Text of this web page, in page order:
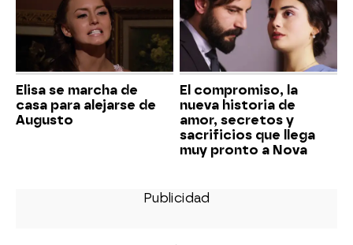
Elisa se marcha de
casa para alejarse de
Augusto
El compromiso, la
nueva historia de
amor, secretos y
sacrificios que llega
muy pronto a Nova